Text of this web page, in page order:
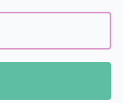
vyhradené.